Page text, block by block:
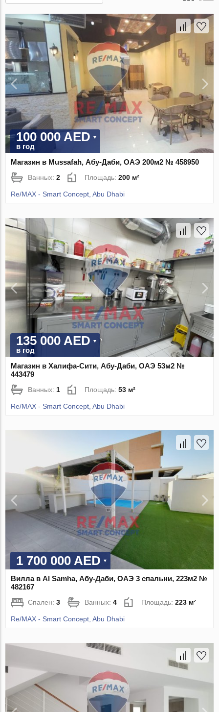
100 000 AED
в год
Магазин в Mussafah, Абу-Даби, ОАЭ 200м2 № 458950
Ванных:2 Площадь:200 м²
Re/MAX - Smart Concept, Abu Dhabi
135 000 AED
в год
Магазин в Халифа-Сити, Абу-Даби, ОАЭ 53м2 №
443479
Ванных:1 Площадь:53 м²
Re/MAX - Smart Concept, Abu Dhabi
1 700 000 AED
Вилла в Al Samha, Абу-Даби, ОАЭ 3 спальни, 223м2 №
482167
Спален:3 Ванных:4 Площадь:223 м²
Re/MAX - Smart Concept, Abu Dhabi